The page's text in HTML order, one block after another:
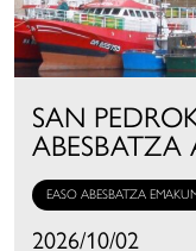
SAN
ABESBATZA
EASO ABESBATZA
2026/10/02